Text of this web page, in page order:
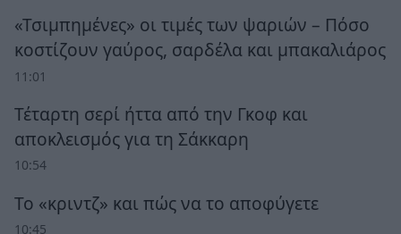
«Τσιμπημένες» οι τιμές των ψαριών – Πόσο
κοστίζουν γαύρος, σαρδέλα και μπακαλιάρος
11:01
Τέταρτη σερί ήττα από την Γκοφ και
αποκλεισμός για τη Σάκκαρη
10:54
Το «κριντζ» και πώς να το αποφύγετε
10:45